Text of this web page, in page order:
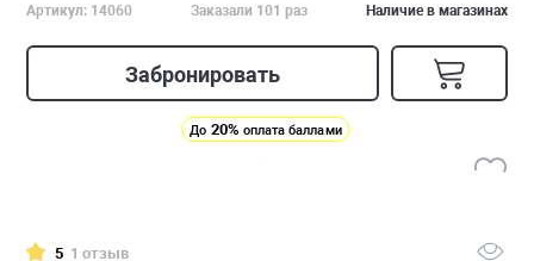
Артикул: 14060 Заказали 101 раз Наличие в магазинах
Забронировать
До 20% оплата баллами
5 1 отзыв